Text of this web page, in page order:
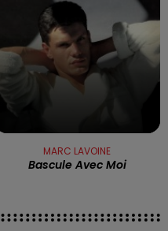
MARC LAVOINE
Bascule Avec Moi